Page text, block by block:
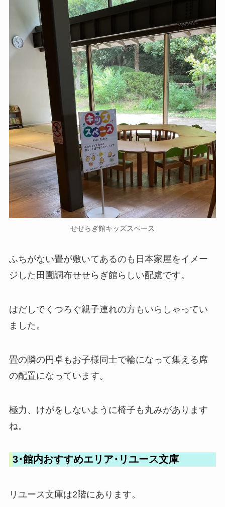
せせらぎ館キッズスペース
ふちがない畳が敷いてあるのも日本家屋をイメー
ジした田園調布せせらぎ館らしい配慮です。
はだしでくつろぐ親子連れの方もいらしゃってい
ました。
畳の隣の円卓もお子様同士で輪になって集える席
の配置になっています。
極力、けがをしないように椅子も丸みがあります
ね。
3･館内おすすめエリア･リユース文庫
リユース文庫は2階にあります。